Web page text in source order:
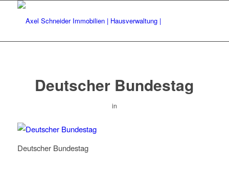
Deutscher Bundestag
in
Deutscher Bundestag